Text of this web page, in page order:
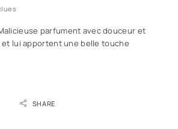
parfument avec douceur et
lui apportent une belle touche
SHARE